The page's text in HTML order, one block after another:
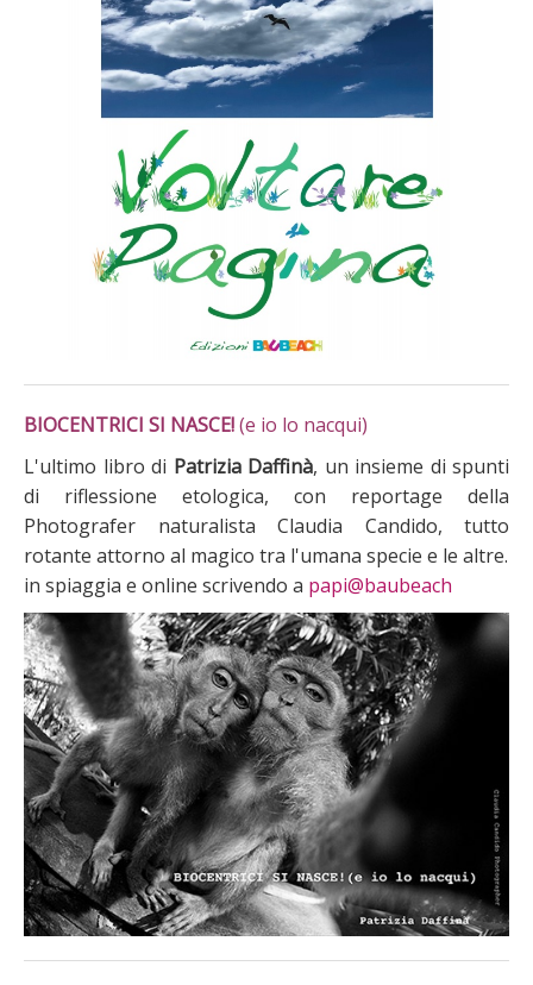
BIOCENTRICI SI NASCE!(e io lo nacqui)
L'ultimo libro di Patrizia Daffinà, un insieme di spunti
di riflessione etologica, con reportage della
Photografer naturalista Claudia Candido, tutto
rotante attorno al magico tra l'umana specie e le altre.
in spiaggia e online scrivendo a papi@baubeach